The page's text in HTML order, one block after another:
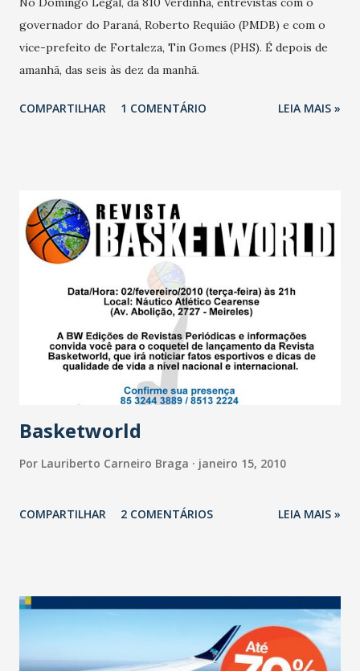
governador do Paraná, Roberto Requião (PMDB) e com o
vice-prefeito de Fortaleza, Tin Gomes (PHS). É depois de
amanhã, das seis às dez da manhã.
COMPARTILHAR 1 COMENTÁRIO LEIA MAIS »
Basketworld
Por Lauriberto Carneiro Braga janeiro 15, 2010
COMPARTILHAR 2 COMENTÁRIOS LEIA MAIS »